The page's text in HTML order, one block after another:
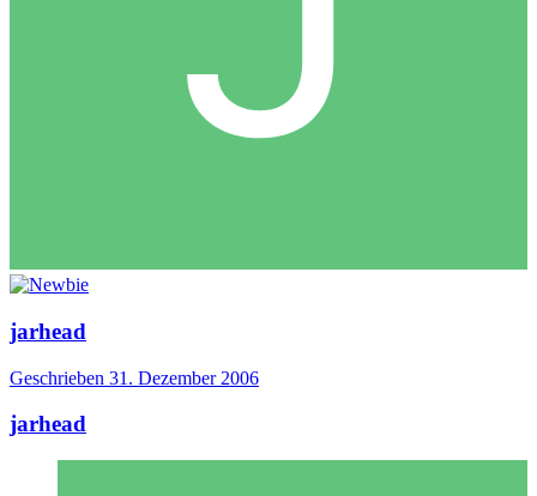
jarhead
Geschrieben 31. Dezember 2006
jarhead